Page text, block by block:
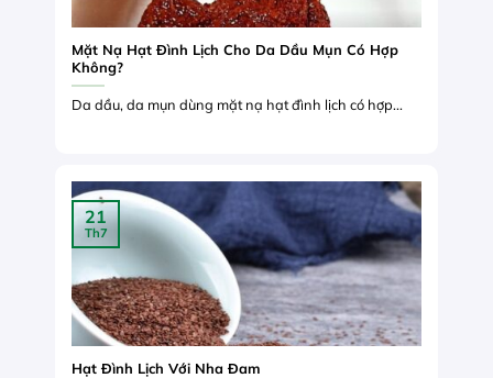
Mặt Nạ Hạt Đình Lịch Cho Da Dầu Mụn Có Hợp
Không?
Da dầu, da mụn dùng mặt nạ hạt đình lịch có hợp...
Hạt Đình Lịch Với Nha Đam
21
Th7